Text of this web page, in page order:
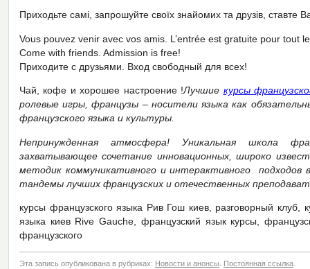
Приходьте самі, запрошуйте своїх знайомих та друзів, ставте
Vous pouvez venir avec vos amis. L’entrée est gratuite pour tout
Come with friends. Admission is free!
Приходите с друзьями. Вход свободный для всех!
Чай, кофе и хорошее настроение !Лучшие курсы
ролевые игры, французы – носители языка как
французского языка и культуры.
Непринужденная атмосфера! Уникальная школа
захватывающее сочетание инновационных, широко
методик коммуникативного и интерактивного подходов
тандемы лучших французских и отечественных
курсы французского языка Рив Гош киев, разговорный клуб,
языка киев Rive Gauche, французский язык курсы,
французского
Эта запись опубликована в рубриках: Новости и анонсы Постоянная ссылка